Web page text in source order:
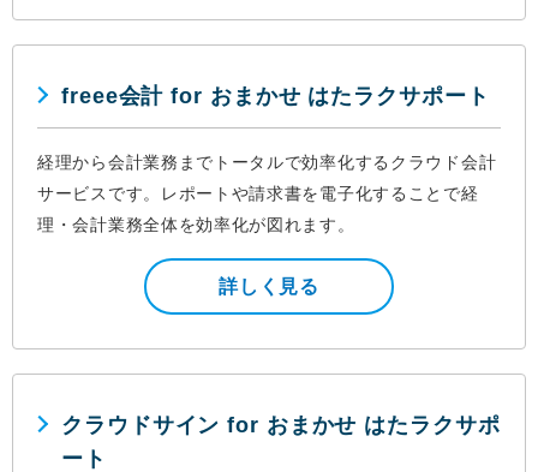
freee会計 for おまかせ はたラクサポート
経理から会計業務までトータルで効率化するクラウド会計
サービスです。レポートや請求書を電子化することで経
理・会計業務全体を効率化が図れます。
詳しく見る
クラウドサイン for おまかせ はたラクサポ
ート